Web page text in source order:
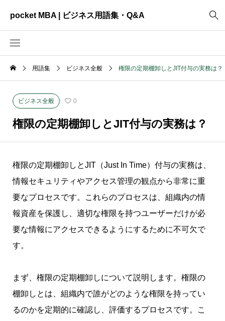
pocket MBA | ビジネス用語集・Q&A
ビジネス全般 2465
資料作成
用語集 ビジネス全般 権限の定期棚卸しとJIT付与の実務は？
ビジネス全般 0
権限の定期棚卸しとJIT付与の実務は？
権限の定期棚卸しとJIT（Just In Time）付与の実務は、
情報セキュリティやアクセス管理の観点から非常に重
要なプロセスです。これらのプロセスは、組織内の情
報資産を保護し、適切な権限を持つユーザーだけが必
要な情報にアクセスできるようにするために不可欠で
す。
まず、権限の定期棚卸しについて説明します。権限の
棚卸しとは、組織内で誰がどのような権限を持ってい
るのかを定期的に確認し、評価するプロセスです。こ